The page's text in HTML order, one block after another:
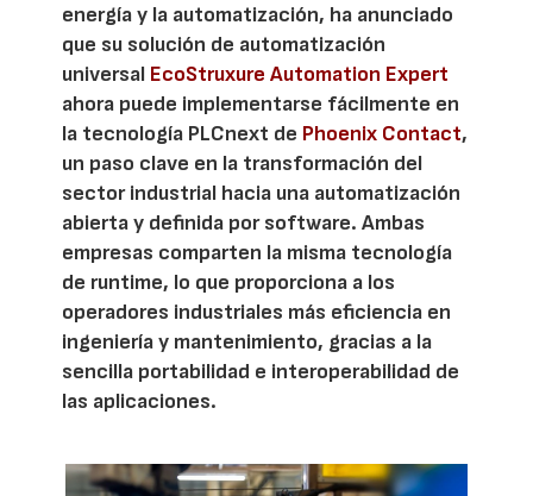
energía y la automatización, ha anunciado
que su solución de automatización
universal EcoStruxure Automation Expert
ahora puede implementarse fácilmente en
la tecnología PLCnext de Phoenix Contact,
un paso clave en la transformación del
sector industrial hacia una automatización
abierta y definida por software. Ambas
empresas comparten la misma tecnología
de runtime, lo que proporciona a los
operadores industriales más eficiencia en
ingeniería y mantenimiento, gracias a la
sencilla portabilidad e interoperabilidad de
las aplicaciones.